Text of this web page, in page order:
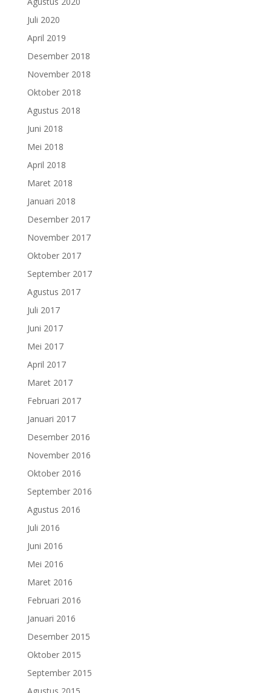
Juli 2020
April 2019
Desember 2018
November 2018
Oktober 2018
Agustus 2018
Juni 2018
Mei 2018
April 2018
Maret 2018
Januari 2018
Desember 2017
November 2017
Oktober 2017
September 2017
Agustus 2017
Juli 2017
Juni 2017
Mei 2017
April 2017
Maret 2017
Februari 2017
Januari 2017
Desember 2016
November 2016
Oktober 2016
September 2016
Agustus 2016
Juli 2016
Juni 2016
Mei 2016
Maret 2016
Februari 2016
Januari 2016
Desember 2015
Oktober 2015
September 2015